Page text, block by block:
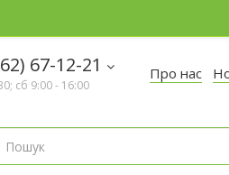
67-12-21
сб 9:00 - 16:00
Про нас